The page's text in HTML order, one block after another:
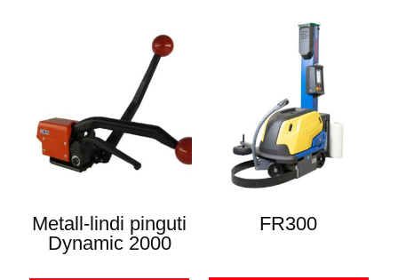
Metall-lindi pinguti
Dynamic 2000
FR300